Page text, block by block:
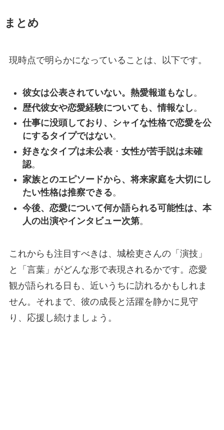
まとめ
現時点で明らかになっていることは、以下です。
彼女は公表されていない。熱愛報道もなし 。
歴代彼女や恋愛経験についても、情報なし 。
仕事に没頭しており、シャイな性格で恋愛を公
にするタイプではない。
好きなタイプは未公表・ 女性が苦手説は未確
認。
家族とのエピソードから、将来家庭を大切にし
たい性格は推察できる。
今後、恋愛について何か語られる可能性は、本
人の出演やインタビュー次第。
これからも注目すべきは、城桧吏さんの「演技」
と「言葉」がどんな形で表現されるかです。恋愛
観が語られる日も、近いうちに訪れるかもしれま
せん。それまで、彼の成長と活躍を静かに見守
り、応援し続けましょう。